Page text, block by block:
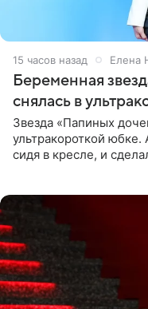
15 часов назад Елена
Беременная
снялась в
Звезда «Папиных
ультракороткой юбке.
сидя в кресле, и